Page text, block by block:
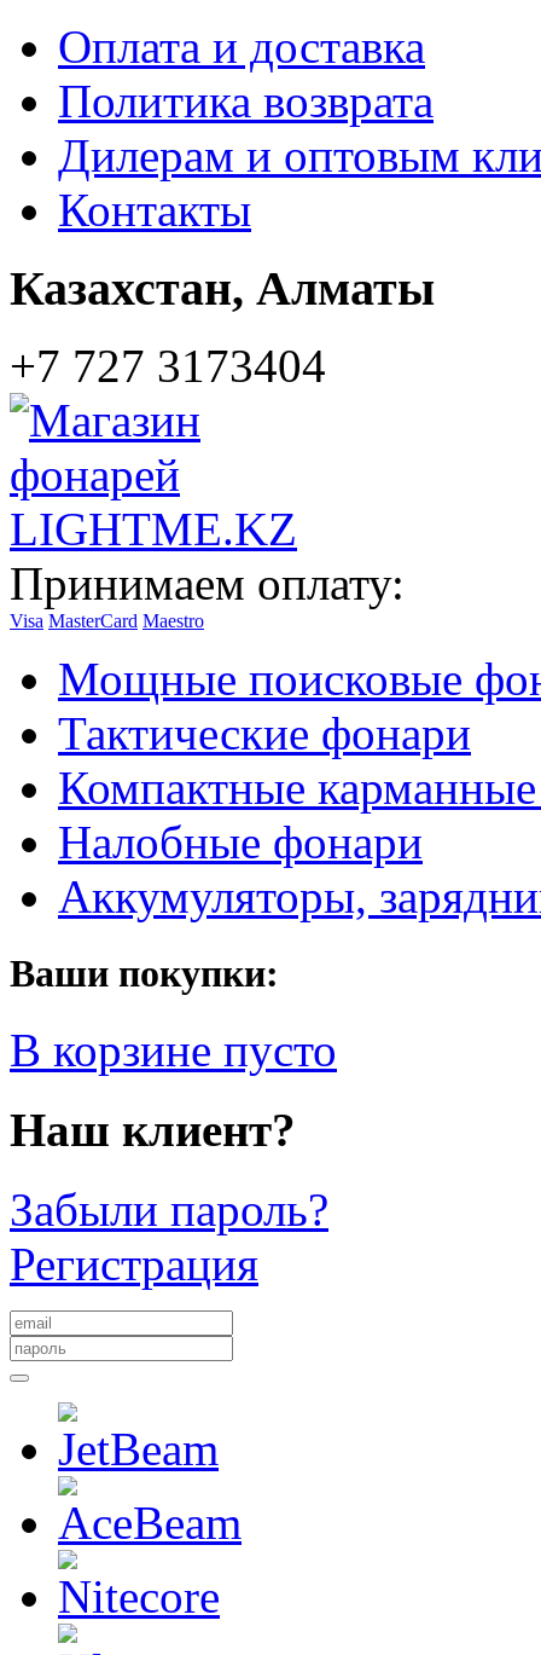
Оплата и доставка
Политика возврата
Дилерам и оптовым
Контакты
Казахстан, Алматы
+7 727 3173404
Принимаем оплату:
Visa MasterCard Maestro
Мощные поисковые
Тактические фонари
Компактные
Налобные фонари
Аккумуляторы,
Ваши покупки:
В корзине пусто
Наш клиент?
Забыли пароль?
Регистрация